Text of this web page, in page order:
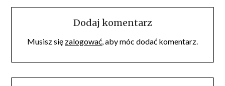
Dodaj komentarz
Musisz się zalogować, aby móc dodać komentarz.